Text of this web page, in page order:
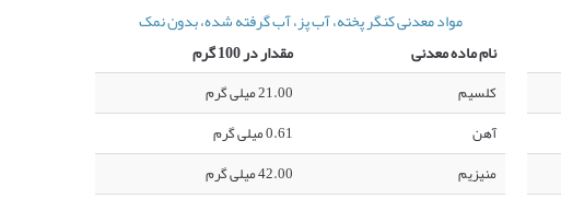
مواد معدنی کنگر پخته، آب پز، آب گرفته شده، بدون نمک
نام ماده معدنی
مقدار در 100 گرم
کلسیم
21.00 میلی گرم
آهن
0.61 میلی گرم
منیزیم
42.00 میلی گرم